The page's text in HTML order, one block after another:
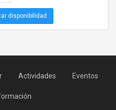
disponibilidad
Actividades Eventos